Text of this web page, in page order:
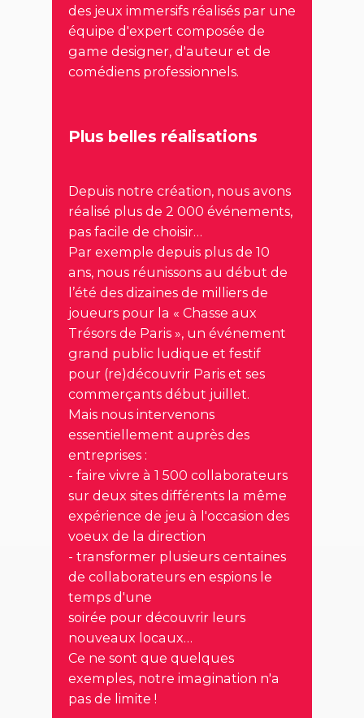
des jeux immersifs réalisés par une
équipe d'expert composée de
game designer, d'auteur et de
comédiens professionnels.
Plus belles réalisations
Depuis notre création, nous avons
réalisé plus de 2 000 événements,
pas facile de choisir…
Par exemple depuis plus de 10
ans, nous réunissons au début de
l’été des dizaines de milliers de
joueurs pour la « Chasse aux
Trésors de Paris », un événement
grand public ludique et festif
pour (re)découvrir Paris et ses
commerçants début juillet.
Mais nous intervenons
essentiellement auprès des
entreprises :
- faire vivre à 1 500 collaborateurs
sur deux sites différents la même
expérience de jeu à l'occasion des
voeux de la direction
- transformer plusieurs centaines
de collaborateurs en espions le
temps d'une
soirée pour découvrir leurs
nouveaux locaux…
Ce ne sont que quelques
exemples, notre imagination n'a
pas de limite !